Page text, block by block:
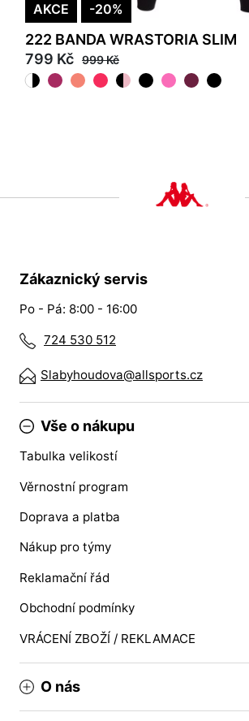
AKCE -20%
222 BANDA WRASTORIA SLIM
799 Kč 999 Kč
Zákaznický servis
Po - Pá: 8:00 - 16:00
724 530 512
Slabyhoudova@allsports.cz
Vše o nákupu
Tabulka velikostí
Věrnostní program
Doprava a platba
Nákup pro týmy
Reklamační řád
Obchodní podmínky
VRÁCENÍ ZBOŽÍ / REKLAMACE
O nás